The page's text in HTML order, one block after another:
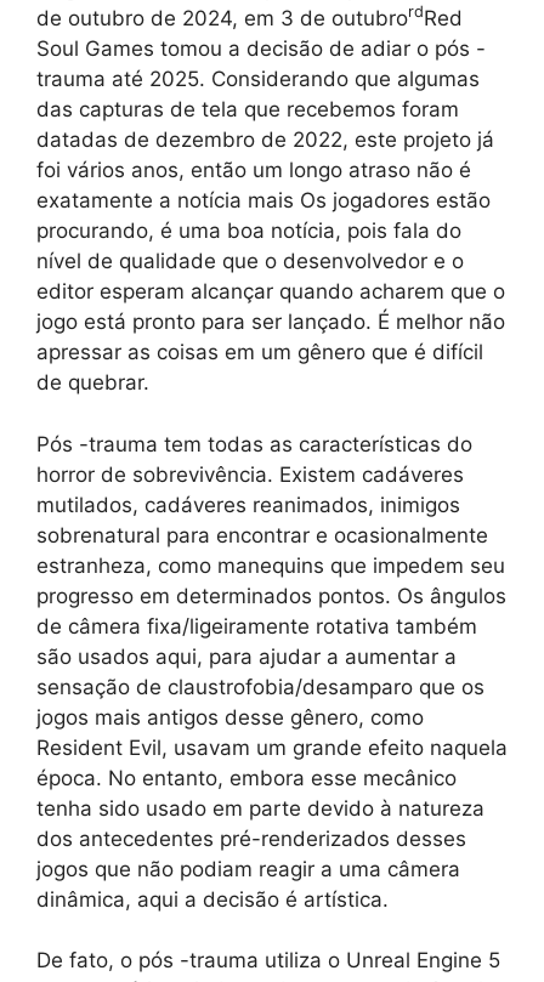
de outubro de 2024, em 3 de outubrordRed
Soul Games tomou a decisão de adiar o pós -
trauma até 2025. Considerando que algumas
das capturas de tela que recebemos foram
datadas de dezembro de 2022, este projeto já
foi vários anos, então um longo atraso não é
exatamente a notícia mais Os jogadores estão
procurando, é uma boa notícia, pois fala do
nível de qualidade que o desenvolvedor e o
editor esperam alcançar quando acharem que o
jogo está pronto para ser lançado. É melhor não
apressar as coisas em um gênero que é difícil
de quebrar.
Pós -trauma tem todas as características do
horror de sobrevivência. Existem cadáveres
mutilados, cadáveres reanimados, inimigos
sobrenatural para encontrar e ocasionalmente
estranheza, como manequins que impedem seu
progresso em determinados pontos. Os ângulos
de câmera fixa/ligeiramente rotativa também
são usados ​​aqui, para ajudar a aumentar a
sensação de claustrofobia/desamparo que os
jogos mais antigos desse gênero, como
Resident Evil, usavam um grande efeito naquela
época. No entanto, embora esse mecânico
tenha sido usado em parte devido à natureza
dos antecedentes pré-renderizados desses
jogos que não podiam reagir a uma câmera
dinâmica, aqui a decisão é artística.
De fato, o pós -trauma utiliza o Unreal Engine 5